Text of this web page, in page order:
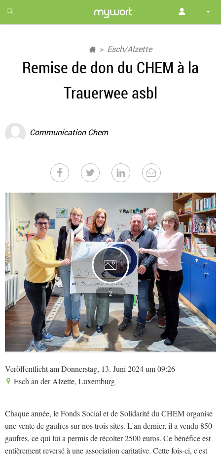
month
free
Esch/Alzette
Remise de don du CHEM à la
Trauerwee asbl
Communication Chem
2
Veröffentlicht am Donnerstag, 13. Juni 2024 um 09:26
Esch an der Alzette, Luxemburg
Chaque année, le Fonds Social et de Solidarité du CHEM organise
une vente de gaufres sur nos trois sites. L'an dernier, il a vendu 850
gaufres, ce qui lui a permis de récolter 2500 euros. Ce bénéfice est
entièrement reversé à une association caritative. Cette fois-ci, c'est